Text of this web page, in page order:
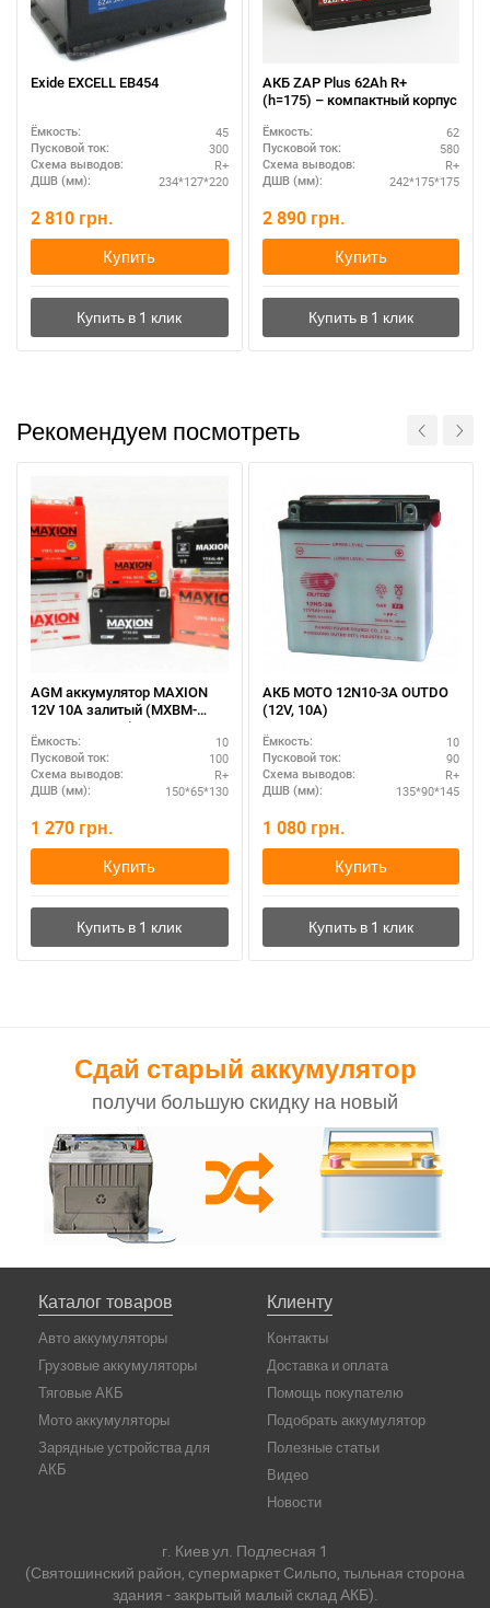
Exide EXCELL EB454
Ёмкость: 45
Пусковой ток: 300
Схема выводов: R+
ДШВ (мм): 234*127*220
2 810 грн.
Купить
АКБ ZAP Plus 62Ah R+
(h=175) – компактный корпус
Ёмкость: 62
Пусковой ток: 580
Схема выводов: R+
ДШВ (мм): 242*175*175
2 890 грн.
Купить
Рекомендуем посмотреть
AGM аккумулятор MAXION
12V 10A залитый (MXBM-
YTX12-BS AGM)
Ёмкость: 10
Пусковой ток: 100
Схема выводов: R+
ДШВ (мм): 150*65*130
1 270 грн.
Купить
АКБ MOTO 12N10-3А OUTDO
(12V, 10A)
Ёмкость: 10
Пусковой ток: 90
Схема выводов: R+
ДШВ (мм): 135*90*145
1 080 грн.
Купить
Сдай старый аккумулятор
получи большую скидку на новый
Каталог товаров
Авто аккумуляторы
Грузовые аккумуляторы
Тяговые АКБ
Мото аккумуляторы
Зарядные устройства для
АКБ
Клиенту
Контакты
Доставка и оплата
Помощь покупателю
Подобрать аккумулятор
Полезные статьи
Видео
Новости
г. Киев ул. Подлесная 1
(Святошинский район, супермаркет Сильпо, тыльная сторона
здания - закрытый малый склад АКБ).